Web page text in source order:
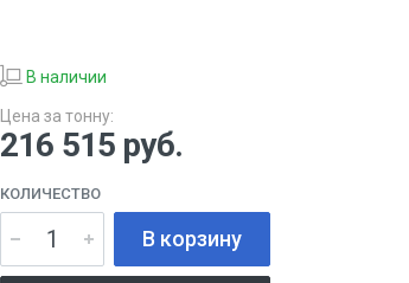
В наличии
Цена за тонну:
216 515 руб.
КОЛИЧЕСТВО
В корзину